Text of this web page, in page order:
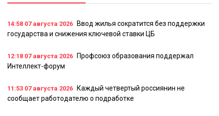
14:58 07 августа 2026
Ввод жилья сократится без поддержки
государства и снижения ключевой ставки ЦБ
12:18 07 августа 2026
Профсоюз образования поддержал
Интеллект-форум
11:53 07 августа 2026
Каждый четвертый россиянин не
сообщает работодателю о подработке